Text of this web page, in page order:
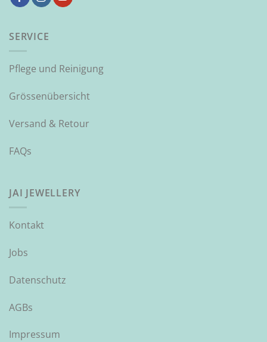
SERVICE
Pflege und Reinigung
Grössenübersicht
Versand & Retour
FAQs
JAI JEWELLERY
Kontakt
Jobs
Datenschutz
AGBs
Impressum